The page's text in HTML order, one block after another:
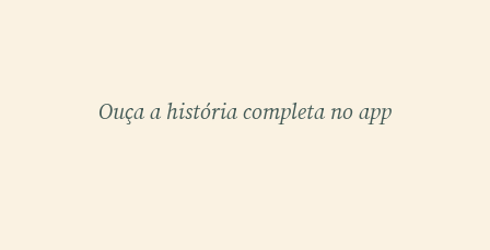
Ouça a história completa no app